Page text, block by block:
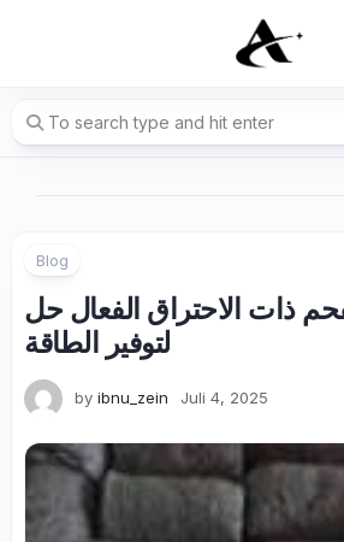
Blog
ذات الاحتراق الفعال حل
لتوفير الطاقة
by ibnu_zein Juli 4, 2025